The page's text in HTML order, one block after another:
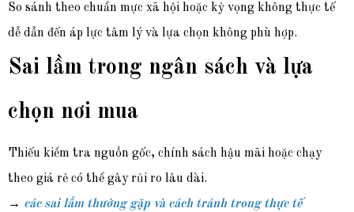
So sánh theo chuẩn mực xã hội hoặc kỳ vọng không thực tế
dễ dẫn đến áp lực tâm lý và lựa chọn không phù hợp.
Sai lầm trong ngân sách và lựa
chọn nơi mua
Thiếu kiểm tra nguồn gốc, chính sách hậu mãi hoặc chạy
theo giá rẻ có thể gây rủi ro lâu dài.
→ các sai lầm thường gặp và cách tránh trong thực tế